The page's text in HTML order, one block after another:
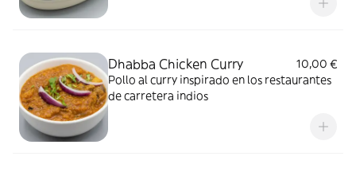
Dhabba Chicken Curry
10,00 €
Pollo al curry inspirado en los restaurantes
de carretera indios